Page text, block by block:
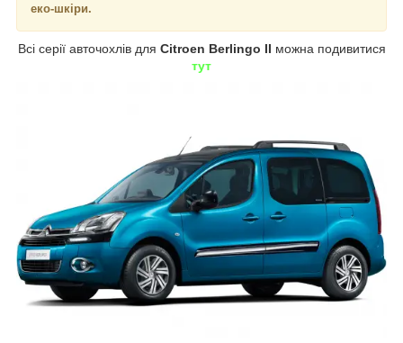
еко-шкіри.
Всі серії авточохлів для Citroen Berlingo II можна подивитися
тут